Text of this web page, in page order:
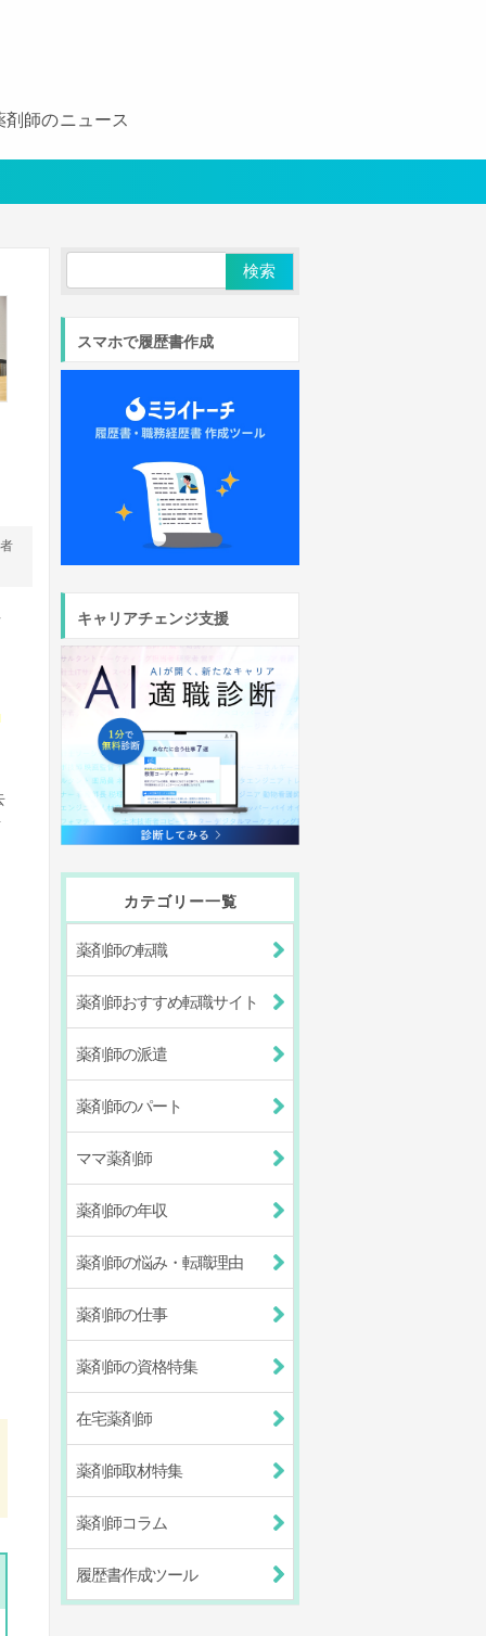
剤師のニュース
スマホで履歴書作成
キャリアチェンジ支援
カテゴリー一覧
薬剤師の転職
薬剤師おすすめ転職サイト
薬剤師の派遣
薬剤師のパート
ママ薬剤師
薬剤師の年収
薬剤師の悩み・転職理由
薬剤師の仕事
薬剤師の資格特集
在宅薬剤師
薬剤師取材特集
薬剤師コラム
履歴書作成ツール